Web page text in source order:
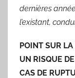
dernières
l’existant,
POINT SUR
UN RISQUE
CAS DE